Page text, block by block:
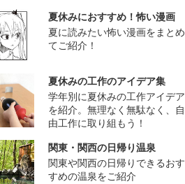
夏休みにおすすめ！怖い漫画
夏に読みたい怖い漫画をまとめ
てご紹介！
夏休みの工作のアイデア集
学年別に夏休みの工作アイデア
を紹介。無理なく無駄なく、自
由工作に取り組もう！
関東・関西の日帰り温泉
関東や関西の日帰りできるおす
すめの温泉をご紹介